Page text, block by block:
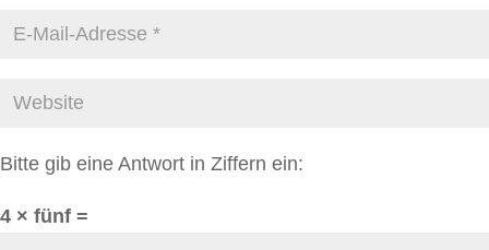
Bitte gib eine Antwort in Ziffern ein:
4 × fünf =